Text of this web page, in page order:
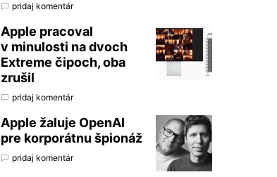
pridaj komentár
Apple pracoval
v minulosti na dvoch
Extreme čipoch, oba
zrušil
pridaj komentár
Apple žaluje OpenAI
pre korporátnu špionáž
pridaj komentár